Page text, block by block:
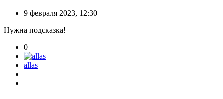
9 февраля 2023, 12:30
Нужна подсказка!
0
allas